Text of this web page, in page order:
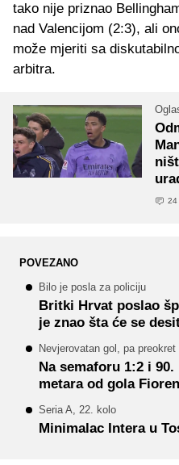
tako nije priznao
nad Valencijom (2:3), ali
može mjeriti sa
arbitra.
24
POVEZANO
Bilo je posla za policiju
Britki Hrvat poslao
je znao šta će se
Nevjerovatan gol, pa
Na semaforu 1:2 i
metara od gola
Seria A, 22. kolo
Minimalac Intera u